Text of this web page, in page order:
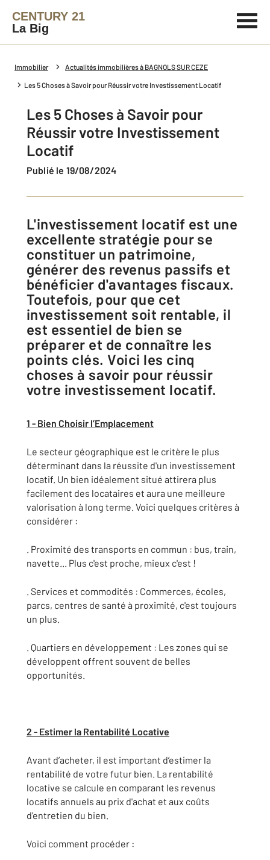
CENTURY 21
La Big
Immobilier Actualités immobilières à BAGNOLS SUR CEZE
Les 5 Choses à Savoir pour Réussir votre Investissement Locatif
Les 5 Choses à Savoir pour
Réussir votre Investissement
Locatif
Publié le 19/08/2024
L'investissement locatif est une
excellente stratégie pour se
constituer un patrimoine,
générer des revenus passifs et
bénéficier d'avantages fiscaux.
Toutefois, pour que cet
investissement soit rentable, il
est essentiel de bien se
préparer et de connaître les
points clés. Voici les cinq
choses à savoir pour réussir
votre investissement locatif.
1 - Bien Choisir l’Emplacement
Le secteur géographique est le critère le plus
déterminant dans la réussite d'un investissement
locatif. Un bien idéalement situé attirera plus
facilement des locataires et aura une meilleure
valorisation à long terme. Voici quelques critères à
considérer :
. Proximité des transports en commun : bus, train,
navette... Plus c'est proche, mieux c'est !
. Services et commodités : Commerces, écoles,
parcs, centres de santé à proximité, c'est toujours
un plus.
. Quartiers en développement : Les zones qui se
développent offrent souvent de belles
opportunités.
2 - Estimer la Rentabilité Locative
Avant d’acheter, il est important d’estimer la
rentabilité de votre futur bien. La rentabilité
locative se calcule en comparant les revenus
locatifs annuels au prix d'achat et aux coûts
d'entretien du bien.
Voici comment procéder :